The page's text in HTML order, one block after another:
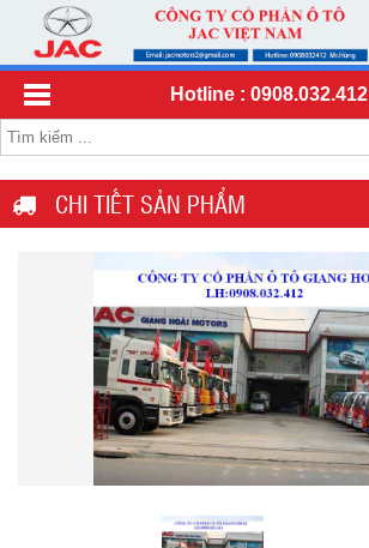
Hotline : 0908.032.412
CHI TIẾT SẢN PHẨM